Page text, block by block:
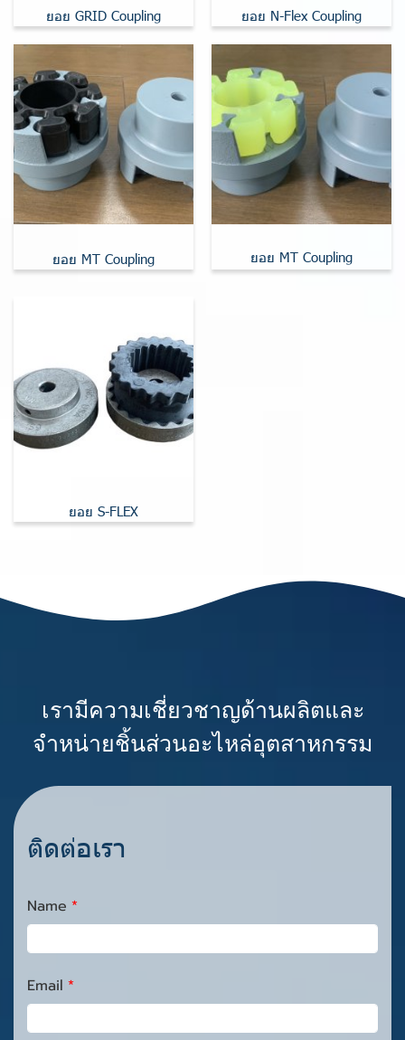
ยอย GRID Coupling ยอย N-Flex Coupling
ยอย MT Coupling ยอย MT Coupling
ยอย S-FLEX
เรามีความเชี่ยวชาญด้านผลิตและ
จำหน่ายชิ้นส่วนอะไหล่อุตสาหกรรม
ติดต่อเรา
Name
Email